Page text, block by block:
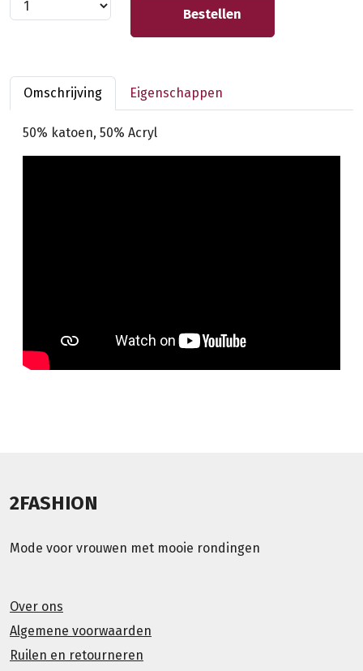
Bestellen
Omschrijving Eigenschappen
50% katoen, 50% Acryl
2FASHION
Mode voor vrouwen met mooie rondingen
Over ons
Algemene voorwaarden
Ruilen en retourneren